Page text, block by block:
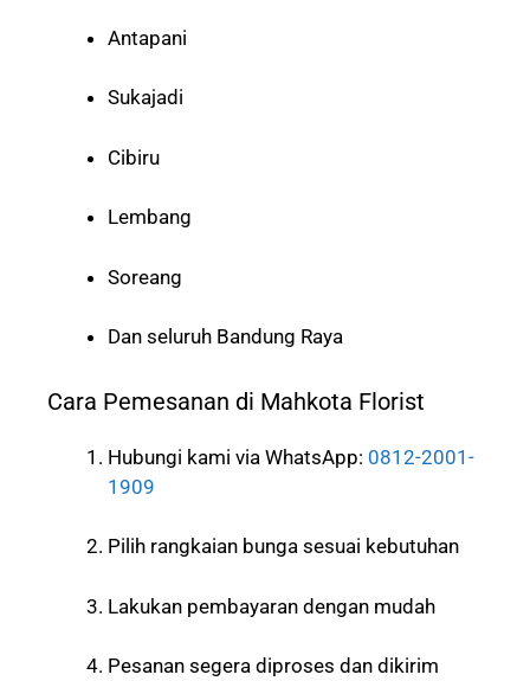
Antapani
Sukajadi
Cibiru
Lembang
Soreang
Dan seluruh Bandung Raya
Cara Pemesanan di Mahkota Florist
Hubungi kami via WhatsApp: 0812-2001-
1909
Pilih rangkaian bunga sesuai kebutuhan
Lakukan pembayaran dengan mudah
Pesanan segera diproses dan dikirim